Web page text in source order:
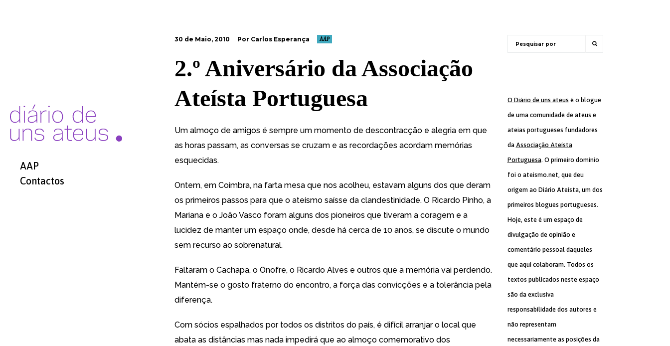
AAP
Contactos
30 de Maio, 2010 Por Carlos Esperança AAP
2.º Aniversário da Associação
Ateísta Portuguesa
Um almoço de amigos é sempre um momento de descontracção e alegria em que
as horas passam, as conversas se cruzam e as recordações acordam memórias
esquecidas.
Ontem, em Coimbra, na farta mesa que nos acolheu, estavam alguns dos que deram
os primeiros passos para que o ateísmo saísse da clandestinidade. O Ricardo Pinho, a
Mariana e o João Vasco foram alguns dos pioneiros que tiveram a coragem e a
lucidez de manter um espaço onde, desde há cerca de 10 anos, se discute o mundo
sem recurso ao sobrenatural.
Faltaram o Cachapa, o Onofre, o Ricardo Alves e outros que a memória vai perdendo.
Mantém-se o gosto fraterno do encontro, a força das convicções e a tolerância pela
diferença.
Com sócios espalhados por todos os distritos do país, é difícil arranjar o local que
abata as distâncias mas nada impedirá que ao almoço comemorativo dos
O Diário de uns ateus é o blogue
de uma comunidade de ateus e
ateias portugueses fundadores
da Associação Ateísta
Portuguesa. O primeiro domínio
foi o ateismo.net, que deu
origem ao Diário Ateísta, um dos
primeiros blogues portugueses.
Hoje, este é um espaço de
divulgação de opinião e
comentário pessoal daqueles
que aqui colaboram. Todos os
textos publicados neste espaço
são da exclusiva
responsabilidade dos autores e
não representam
necessariamente as posições da